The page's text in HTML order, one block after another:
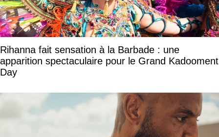
Rihanna fait sensation à la Barbade : une
apparition spectaculaire pour le Grand Kadooment
Day